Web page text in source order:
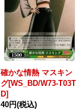
確かな情熱 マスキン
グ[WS_BD/W73-T03T
D]
40円(税込)